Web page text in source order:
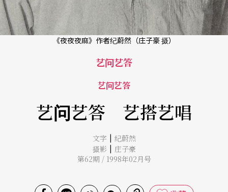
《夜夜夜麻》作者纪蔚然（庄子豪 摄）
艺问艺答
艺问艺答
艺问艺答 艺搭艺唱
文字 | 纪蔚然
摄影 | 庄子豪
第62期 / 1998年02月号